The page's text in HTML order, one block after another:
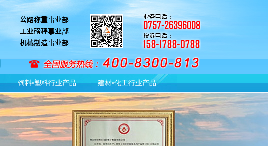
饲料•塑料行业产品 建材•化工行业产品